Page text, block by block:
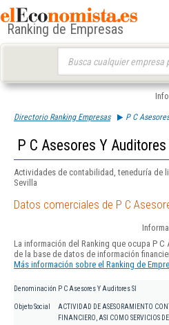
Ranking de Empresas
Directorio Ranking Empresas P C
P C Asesores Y Auditores
Actividades de contabilidad, teneduría de
Sevilla
Datos comerciales de P C
La información del Ranking que ocupa P
de la base de datos de información
Más información sobre el Ranking de
Denominación P C Asesores Y Auditores Sl
Objeto Social
ACTIVIDAD DE ASESORAMIENTO
FINANCIERO, ASI COMO SERVICIOS